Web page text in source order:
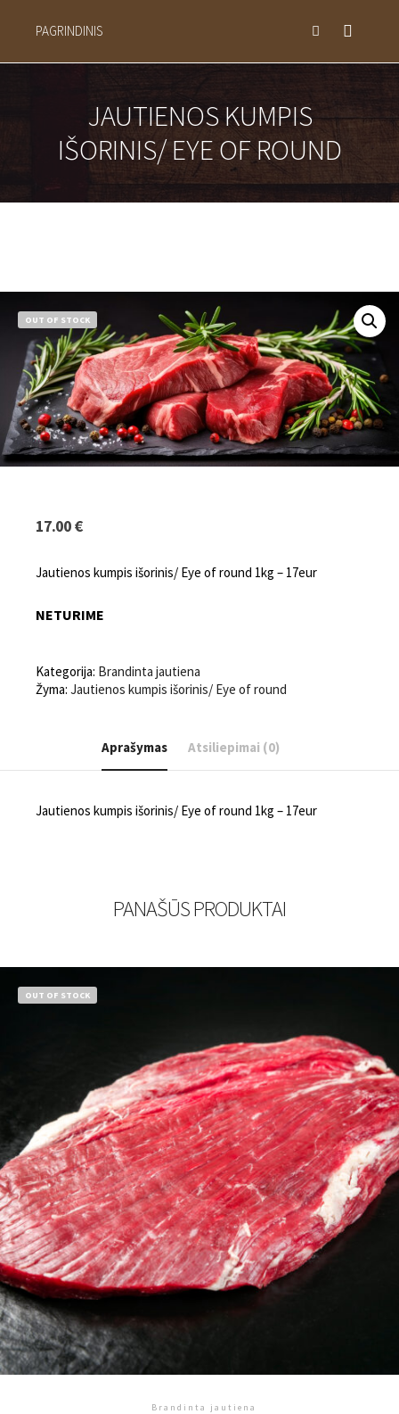
PAGRINDINIS
JAUTIENOS KUMPIS
IŠORINIS/ EYE OF ROUND
OUT OF STOCK
17.00€
Jautienos kumpis išorinis/ Eye of round 1kg – 17eur
NETURIME
Kategorija: Brandinta jautiena
Žyma: Jautienos kumpis išorinis/ Eye of round
Aprašymas Atsiliepimai (0)
Jautienos kumpis išorinis/ Eye of round 1kg – 17eur
PANAŠŪS PRODUKTAI
OUT OF STOCK
Brandinta jautiena